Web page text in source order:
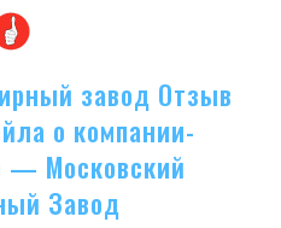
завод Отзыв
о компании-
— Московский
Завод